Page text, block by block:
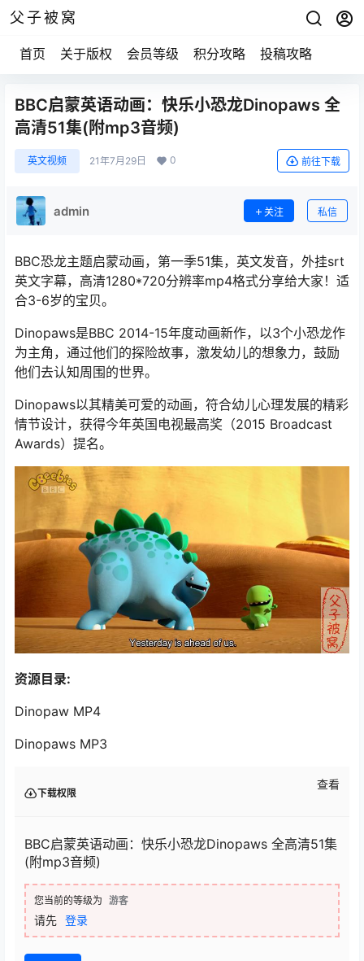
父子被窝
首页 关于版权 会员等级 积分攻略 投稿攻略
BBC启蒙英语动画：快乐小恐龙Dinopaws 全
高清51集(附mp3音频)
英文视频 21年7月29日 0 前往下载
admin 关注 私信
BBC恐龙主题启蒙动画，第一季51集，英文发音，外挂srt
英文字幕，高清1280*720分辨率mp4格式分享给大家！适
合3-6岁的宝贝。
Dinopaws是BBC 2014-15年度动画新作，以3个小恐龙作
为主角，通过他们的探险故事，激发幼儿的想象力，鼓励
他们去认知周围的世界。
Dinopaws以其精美可爱的动画，符合幼儿心理发展的精彩
情节设计，获得今年英国电视最高奖（2015 Broadcast
Awards）提名。
资源目录:
Dinopaw MP4
Dinopaws MP3
下载权限
查看
BBC启蒙英语动画：快乐小恐龙Dinopaws 全高清51集
(附mp3音频)
您当前的等级为 游客
请先 登录